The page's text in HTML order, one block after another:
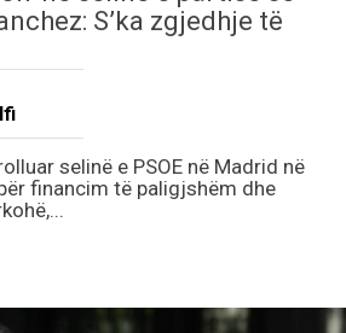
S’ka zgjedhje të
selinë e PSOE në Madrid në
financim të paligjshëm dhe